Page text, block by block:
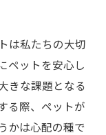
は私たちの大切
ペットを安心し
きな課題となる
る際、ペットが
かは心配の種で